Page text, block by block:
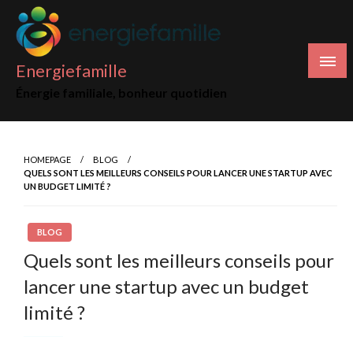
Skip
content
Energiefamille
HOMEPAGE
BLOG
QUELS SONT LES MEILLEURS CONSEILS POUR LANCER UNE STARTUP AVEC
UN BUDGET LIMITÉ ?
BLOG
Quels sont les meilleurs conseils pour
lancer une startup avec un budget
limité ?